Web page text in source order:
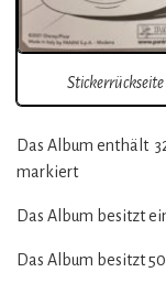
Stickerrückseite
Das Album enthält
markiert
Das Album besitzt
Das Album besitzt